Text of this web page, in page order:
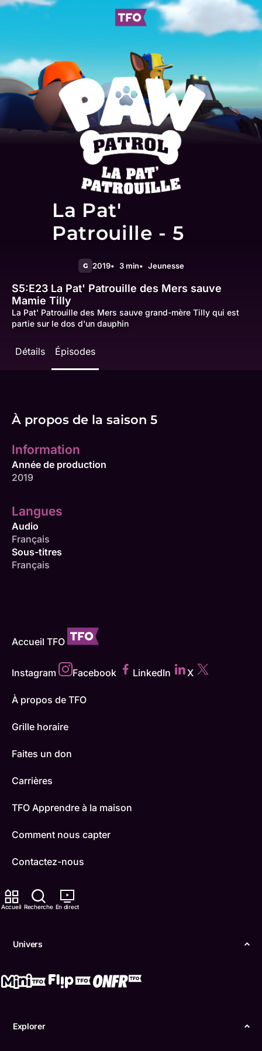
Accueil Recherche En direct
Univers
Explorer
La Pat'
Patrouille - 5
G 2019 3 min Jeunesse
S5:E23 La Pat' Patrouille des Mers sauve
Mamie Tilly
La Pat' Patrouille des Mers sauve grand-mère Tilly qui est
partie sur le dos d'un dauphin
Détails Épisodes
À propos de la saison 5
Information
Année de production
2019
Langues
Audio
Français
Sous-titres
Français
Accueil TFO
Instagram Facebook LinkedIn X
À propos de TFO
Grille horaire
Faites un don
Carrières
TFO Apprendre à la maison
Comment nous capter
Contactez-nous
ONFR
Boukili
Confidentialité